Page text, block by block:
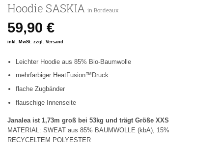
Hoodie SASKIA in Bordeaux
59,90 €
inkl. MwSt. zzgl. Versand
Leichter Hoodie aus 85% Bio-Baumwolle
mehrfarbiger HeatFusion™Druck
flache Zugbänder
flauschige Innenseite
Janalea ist 1,73m groß bei 53kg und trägt Größe XXS
MATERIAL: SWEAT aus 85% BAUMWOLLE (kbA), 15%
RECYCELTEM POLYESTER